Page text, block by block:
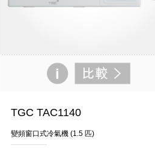
TGC TAC1140
變頻窗口式冷氣機 (1.5 匹)